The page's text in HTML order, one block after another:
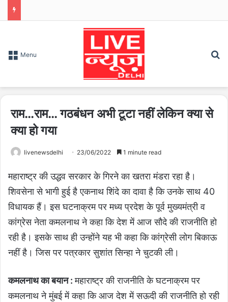
Menu
राम…राम… गठबंधन अभी टूटा नहीं लेकिन क्या से
क्या हो गया
livenewsdelhi 23/06/2022 1 minute read
महाराष्ट्र की उद्धव सरकार के गिरने का खतरा मंडरा रहा है।
शिवसेना से भागी हुई है एकनाथ शिंदे का दावा है कि उनके साथ 40
विधायक हैं। इस घटनाक्रम पर मध्य प्रदेश के पूर्व मुख्यमंत्री व
कांग्रेस नेता कमलनाथ ने कहा कि देश में आज सौदे की राजनीति हो
रही है। इसके साथ ही उन्होंने यह भी कहा कि कांग्रेसी लोग बिकाऊ
नहीं है। जिस पर पत्रकार सुशांत सिन्हा ने चुटकी ली।
कमलनाथ का बयान : महाराष्ट्र की राजनीति के घटनाक्रम पर
कमलनाथ ने मुंबई में कहा कि आज देश में सऊदी की राजनीति हो रही